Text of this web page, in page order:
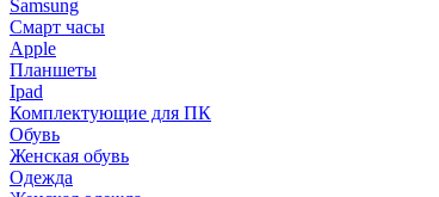
Samsung
Смарт часы
Apple
Планшеты
Ipad
Комплектующие для ПК
Обувь
Женская обувь
Одежда